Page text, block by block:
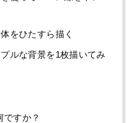
をひたすら描く
ルな背景を1枚描いてみ
ですか？